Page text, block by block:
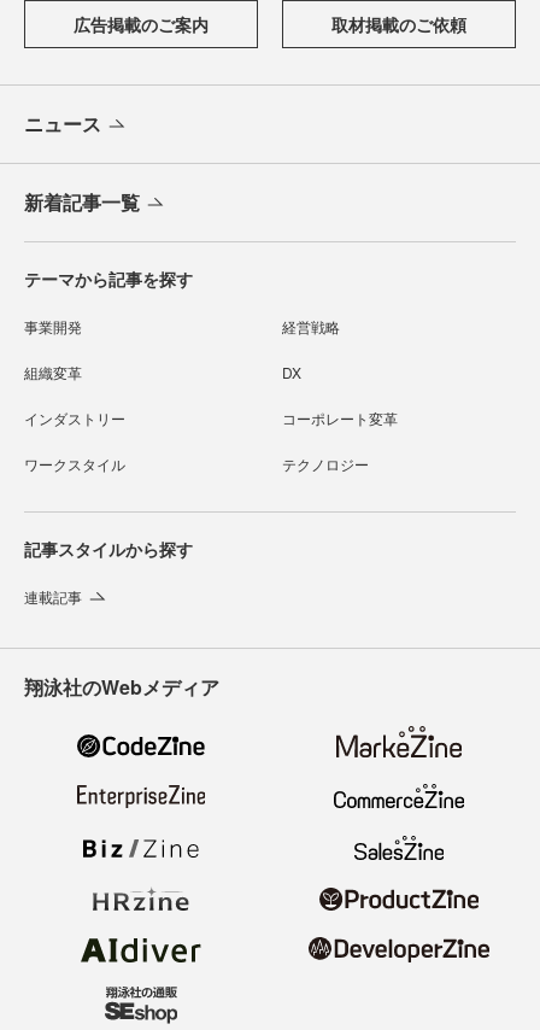
広告掲載のご案内 取材掲載のご依頼
ニュース
新着記事一覧
テーマから記事を探す
事業開発 経営戦略
組織変革 DX
インダストリー コーポレート変革
ワークスタイル テクノロジー
記事スタイルから探す
連載記事
翔泳社のWebメディア